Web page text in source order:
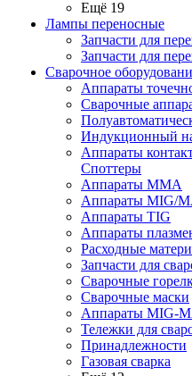
Ещё 19
Лампы переносные
Запчасти для
Запчасти для
Сварочное
Аппараты
Сварочные
Индукционный
Аппараты
Споттеры
Аппараты MMA
Аппараты MIG/
Аппараты TIG
Аппараты
Расходные
Запчасти для
Сварочные
Сварочные маски
Аппараты MIG-
Тележки для
Принадлежности
Газовая сварка